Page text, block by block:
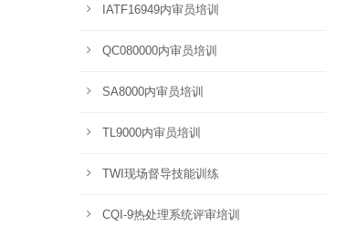
IATF16949内审员培训
QC080000内审员培训
SA8000内审员培训
TL9000内审员培训
TWI现场督导技能训练
CQI-9热处理系统评审培训